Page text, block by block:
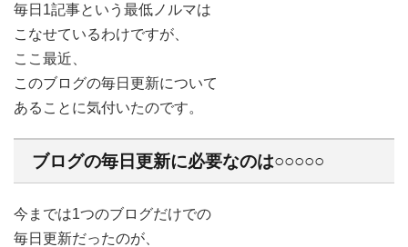
毎日1記事という最低ノルマは
こなせているわけですが、
ここ最近、
このブログの毎日更新について
あることに気付いたのです。
ブログの毎日更新に必要なのは○○○○○
今までは1つのブログだけでの
毎日更新だったのが、